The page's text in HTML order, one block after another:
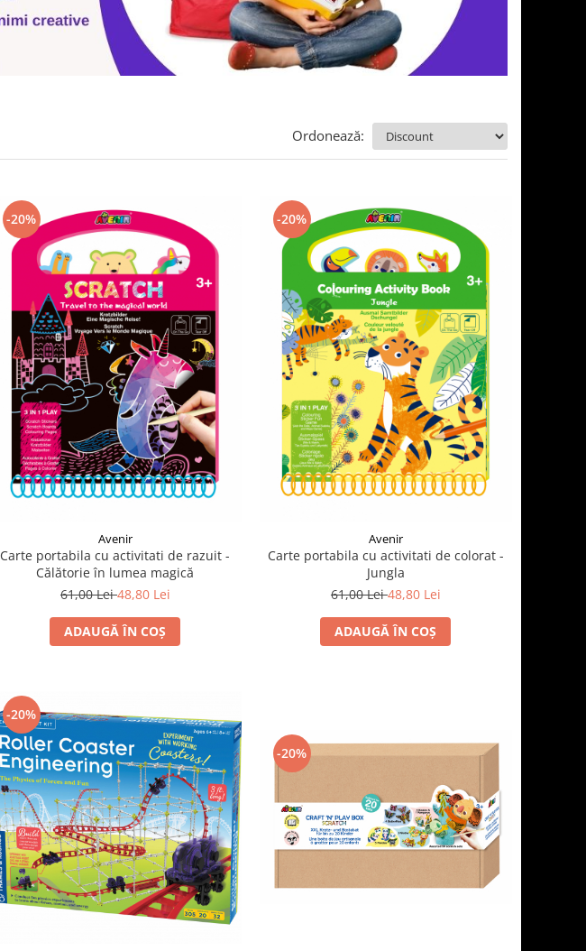
Ordonează:
-20%
Avenir
Carte portabila cu activitati de razuit -
Călătorie în lumea magică
61,00 Lei48,80 Lei
ADAUGĂ ÎN COȘ
-20%
Avenir
Carte portabila cu activitati de colorat -
Jungla
61,00 Lei48,80 Lei
ADAUGĂ ÎN COȘ
-20%
-20%